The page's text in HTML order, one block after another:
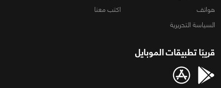
هواتف
اكتب معنا
السياسة التحريرية
قريبًا تطبيقات الموبايل